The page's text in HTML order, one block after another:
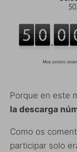
Porque en este
la descarga
Como os
participar solo